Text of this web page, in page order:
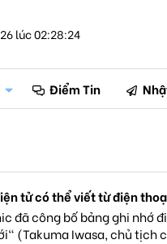
lúc 02:28:24
Điểm Tin
tử có thể viết từ điện
đã công bố bảng ghi
(Takuma Iwasa, chủ